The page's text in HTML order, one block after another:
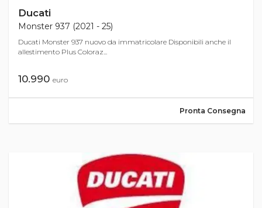
Ducati
Monster 937 (2021 - 25)
Ducati Monster 937 nuovo da immatricolare Disponibili anche il
allestimento Plus Coloraz...
10.990 euro
Pronta Consegna